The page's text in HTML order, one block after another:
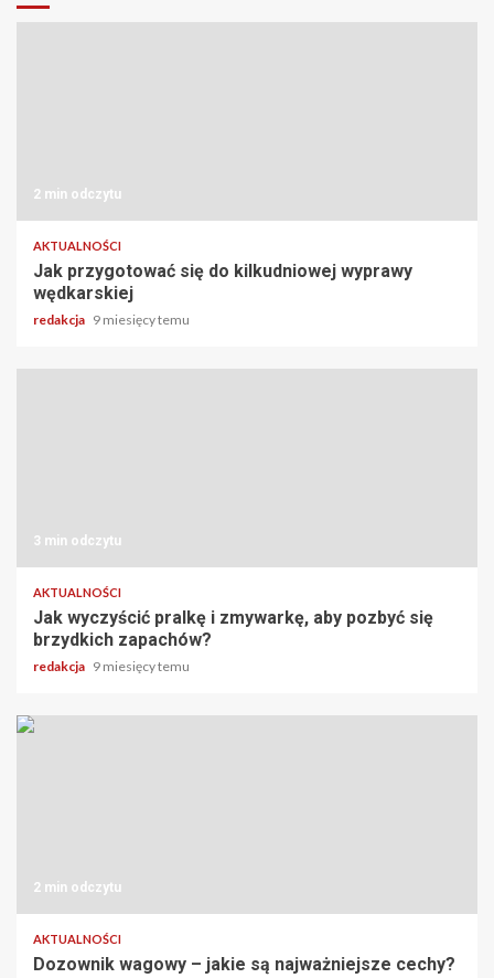
2 min odczytu
AKTUALNOŚCI
Jak przygotować się do kilkudniowej wyprawy
wędkarskiej
redakcja 9 miesięcy temu
3 min odczytu
AKTUALNOŚCI
Jak wyczyścić pralkę i zmywarkę, aby pozbyć się
brzydkich zapachów?
redakcja 9 miesięcy temu
2 min odczytu
AKTUALNOŚCI
Dozownik wagowy – jakie są najważniejsze cechy?